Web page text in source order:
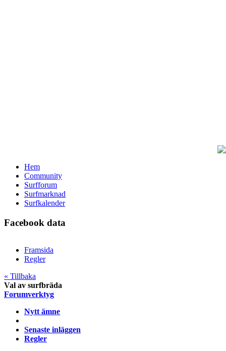
Hem
Community
Surfforum
Surfmarknad
Surfkalender
Facebook data
Framsida
Regler
« Tillbaka
Val av surfbräda
Forumverktyg
Nytt ämne
Senaste inläggen
Regler